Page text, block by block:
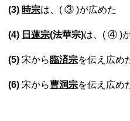
(3) 時宗は、( ③ )が広めた
(4) 日蓮宗(法華宗)は、( ④ )
(5) 宋から 臨済宗を伝え広め
(6) 宋から曹洞宗を伝え広め